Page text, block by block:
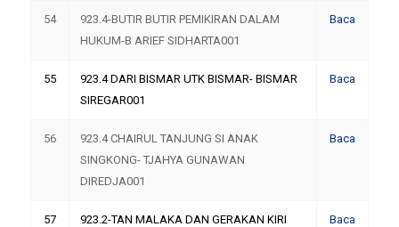
54
923.4-BUTIR BUTIR PEMIKIRAN DALAM
HUKUM-B ARIEF SIDHARTA001
Baca
55
923.4 DARI BISMAR UTK BISMAR- BISMAR
SIREGAR001
Baca
56
923.4 CHAIRUL TANJUNG SI ANAK
SINGKONG- TJAHYA GUNAWAN
DIREDJA001
Baca
57
923.2-TAN MALAKA DAN GERAKAN KIRI
Baca